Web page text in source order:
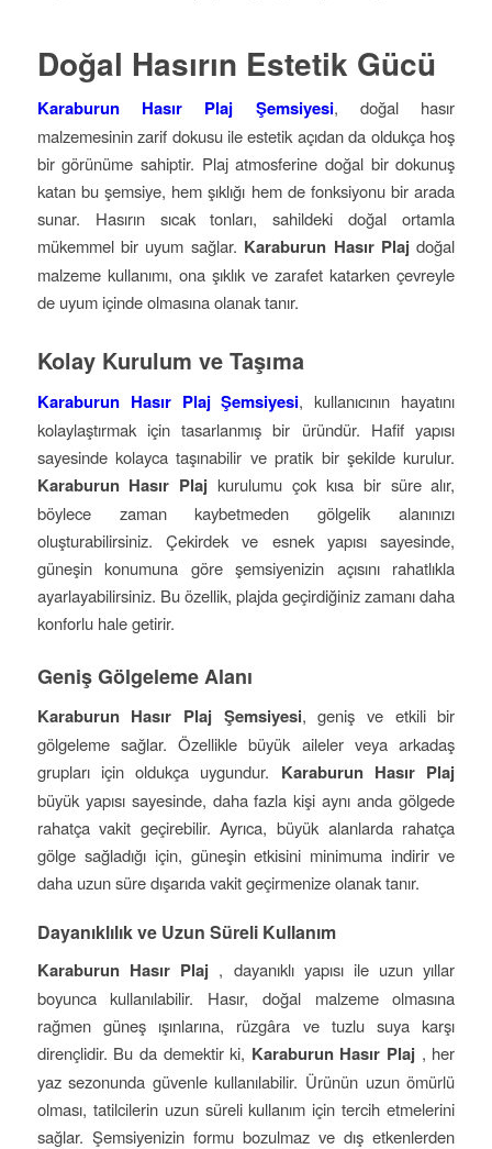
Doğal Hasırın Estetik Gücü
Karaburun Hasır Plaj Şemsiyesi, doğal hasır
malzemesinin zarif dokusu ile estetik açıdan da oldukça hoş
bir görünüme sahiptir. Plaj atmosferine doğal bir dokunuş
katan bu şemsiye, hem şıklığı hem de fonksiyonu bir arada
sunar. Hasırın sıcak tonları, sahildeki doğal ortamla
mükemmel bir uyum sağlar. Karaburun Hasır Plajdoğal
malzeme kullanımı, ona şıklık ve zarafet katarken çevreyle
de uyum içinde olmasına olanak tanır.
Kolay Kurulum ve Taşıma
Karaburun Hasır Plaj Şemsiyesi, kullanıcının hayatını
kolaylaştırmak için tasarlanmış bir üründür. Hafif yapısı
sayesinde kolayca taşınabilir ve pratik bir şekilde kurulur.
Karaburun Hasır Plajkurulumu çok kısa bir süre alır,
böylece zaman kaybetmeden gölgelik alanınızı
oluşturabilirsiniz. Çekirdek ve esnek yapısı sayesinde,
güneşin konumuna göre şemsiyenizin açısını rahatlıkla
ayarlayabilirsiniz. Bu özellik, plajda geçirdiğiniz zamanı daha
konforlu hale getirir.
Geniş Gölgeleme Alanı
Karaburun Hasır Plaj Şemsiyesi, geniş ve etkili bir
gölgeleme sağlar. Özellikle büyük aileler veya arkadaş
grupları için oldukça uygundur. Karaburun Hasır Plaj
büyük yapısı sayesinde, daha fazla kişi aynı anda gölgede
rahatça vakit geçirebilir. Ayrıca, büyük alanlarda rahatça
gölge sağladığı için, güneşin etkisini minimuma indirir ve
daha uzun süre dışarıda vakit geçirmenize olanak tanır.
Dayanıklılık ve Uzun Süreli Kullanım
Karaburun Hasır Plaj , dayanıklı yapısı ile uzun yıllar
boyunca kullanılabilir. Hasır, doğal malzeme olmasına
rağmen güneş ışınlarına, rüzgâra ve tuzlu suya karşı
dirençlidir. Bu da demektir ki, Karaburun Hasır Plaj , her
yaz sezonunda güvenle kullanılabilir. Ürünün uzun ömürlü
olması, tatilcilerin uzun süreli kullanım için tercih etmelerini
sağlar. Şemsiyenizin formu bozulmaz ve dış etkenlerden